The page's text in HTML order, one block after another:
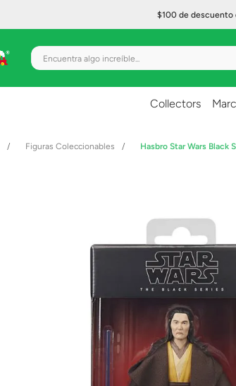
$100 de descuento
Encuentra algo increíble...
Collectors
Figuras Coleccionables Hasbro Star Wars Black